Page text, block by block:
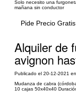
Solo necesito una
mañana sin conductor
Pide Precio Gratis
Alquiler de
avignon
Publicado el 20-12-2021
Mudanza de cabra
10 cajas 50x40x40